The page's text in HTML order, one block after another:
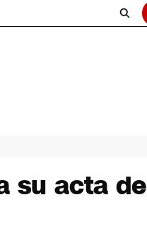
su acta de